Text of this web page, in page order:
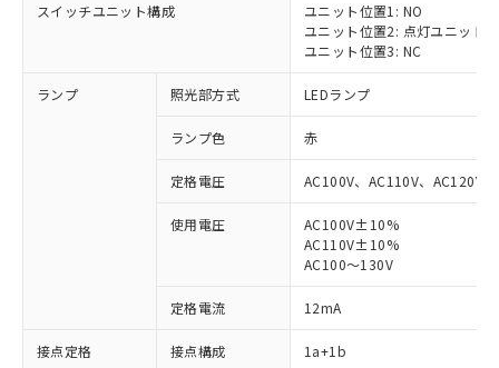
スイッチユニット構成
ユニット位置1: NO
ユニット位置2: 点灯ユニット
ユニット位置3: NC
ランプ 照光部方式 LEDランプ
ランプ色 赤
定格電圧 AC100V、AC110V、AC120V
使用電圧
AC100V±10%
AC110V±10%
AC100～130V
定格電流 12mA
接点定格 接点構成 1a+1b
※1 対応状況